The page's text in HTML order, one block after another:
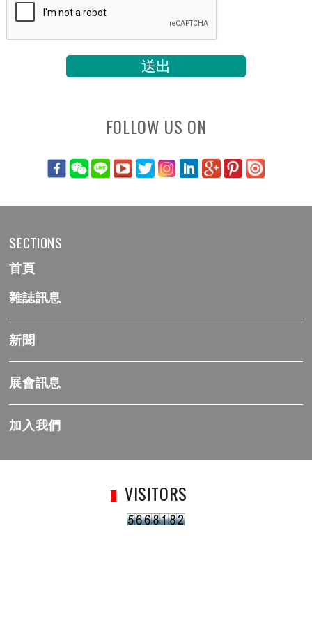
FOLLOW US ON
SECTIONS
首頁
雜誌訊息
新聞
展會訊息
加入我們
VISITORS